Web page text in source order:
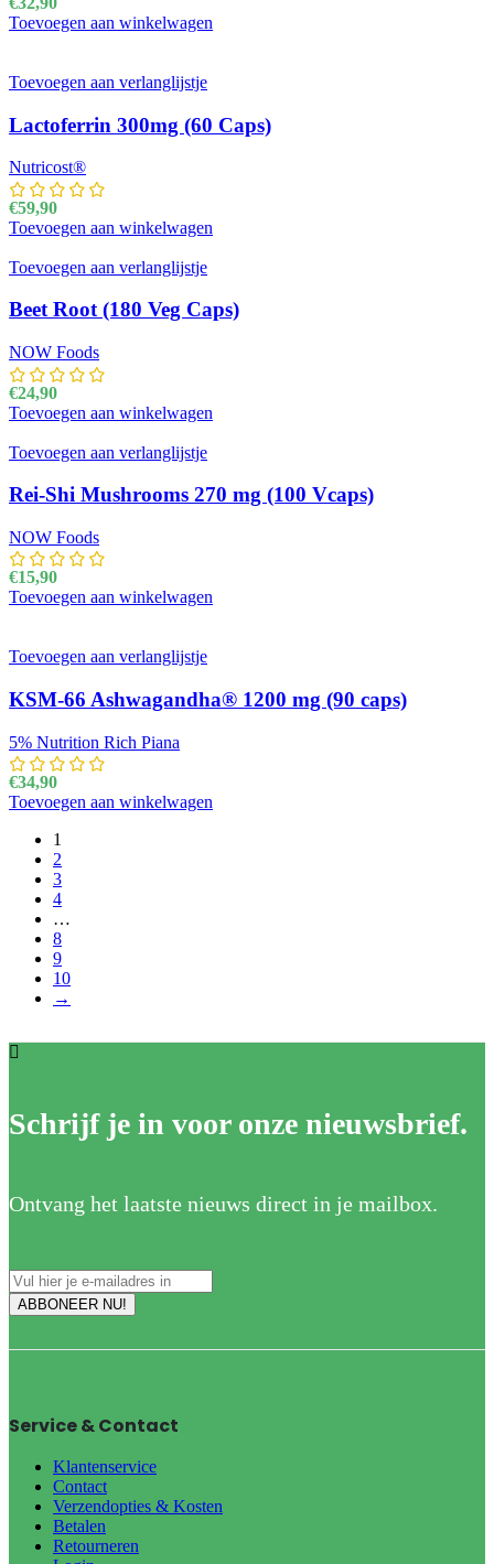
Toevoegen aan winkelwagen
Toevoegen aan verlanglijstje
Lactoferrin 300mg (60 Caps)
Nutricost®
€59,90
Toevoegen aan winkelwagen
Toevoegen aan verlanglijstje
Beet Root (180 Veg Caps)
NOW Foods
€24,90
Toevoegen aan winkelwagen
Toevoegen aan verlanglijstje
Rei-Shi Mushrooms 270 mg (100 Vcaps)
NOW Foods
€15,90
Toevoegen aan winkelwagen
Toevoegen aan verlanglijstje
KSM-66 Ashwagandha® 1200 mg (90 caps)
5% Nutrition Rich Piana
€34,90
Toevoegen aan winkelwagen
1
2
3
4
…
8
9
10
→
Schrijf je in voor onze nieuwsbrief.
Ontvang het laatste nieuws direct in je mailbox.
Service & Contact
Klantenservice
Contact
Verzendopties & Kosten
Betalen
Retourneren